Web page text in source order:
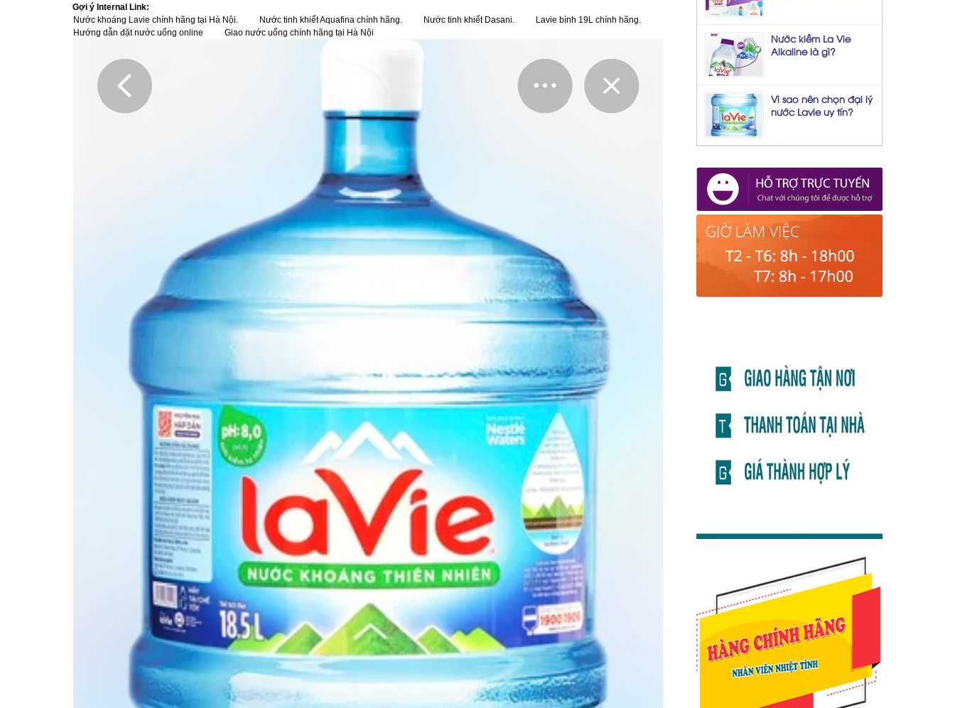
Gợi ý Internal Link:
Nước khoáng Lavie chính hãng tại Hà Nội.
Nước tinh khiết Aquafina chính hãng. Nước tinh khiết Dasani.
Lavie bình 19L chính hãng.
Hướng dẫn đặt nước uống online
Giao nước uống chính hãng tại Hà Nội
Nước kiềm La Vie
Alkaline là gì?
Vì sao nên chọn đại lý
nước Lavie uy tín?